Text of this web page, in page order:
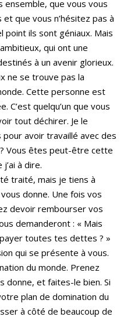
ensemble, que vous vous
que vous n’hésitez pas à
point ils sont géniaux. Mais
qui ont une
à un avenir glorieux.
ne se trouve pas la
Cette personne est
C’est quelqu’un que vous
tout déchirer. Je le
pour avoir travaillé avec des
Vous êtes peut-être cette
à dire.
traité, mais je tiens à
donne. Une fois vos
devoir rembourser vos
demanderont : « Mais
toutes tes dettes ? »
qui se présente à vous.
du monde. Prenez
donne, et faites-le bien. Si
plan de domination du
à côté de beaucoup de